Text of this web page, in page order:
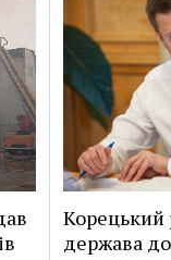
Корецький
держава